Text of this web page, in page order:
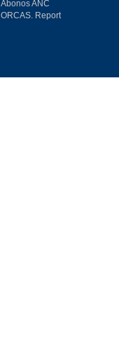
Abonos ANC
ORCAS. Report